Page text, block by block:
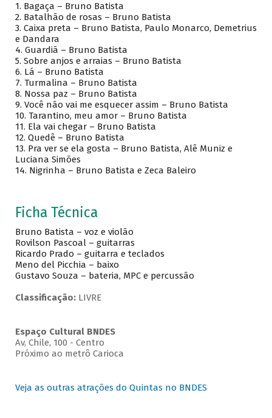
1. Bagaça – Bruno Batista
2. Batalhão de rosas – Bruno Batista
3. Caixa preta – Bruno Batista, Paulo Monarco, Demetrius
e Dandara
4. Guardiã – Bruno Batista
5. Sobre anjos e arraias – Bruno Batista
6. Lá – Bruno Batista
7. Turmalina – Bruno Batista
8. Nossa paz – Bruno Batista
9. Você não vai me esquecer assim – Bruno Batista
10. Tarantino, meu amor – Bruno Batista
11. Ela vai chegar – Bruno Batista
12. Quedê – Bruno Batista
13. Pra ver se ela gosta – Bruno Batista, Alê Muniz e
Luciana Simões
14. Nigrinha – Bruno Batista e Zeca Baleiro
Ficha Técnica
Bruno Batista – voz e violão
Rovilson Pascoal – guitarras
Ricardo Prado – guitarra e teclados
Meno del Picchia – baixo
Gustavo Souza – bateria, MPC e percussão
Classificação: LIVRE
Espaço Cultural BNDES
Av, Chile, 100 - Centro
Próximo ao metrô Carioca
Veja as outras atrações do Quintas no BNDES